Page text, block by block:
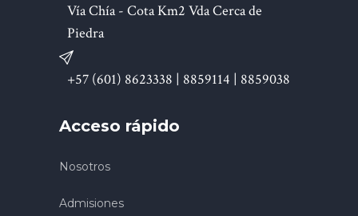
Vía Chía - Cota Km2 Vda Cerca de
Piedra
+57 (601) 8623338 | 8859114 | 8859038
Acceso rápido
Nosotros
Admisiones